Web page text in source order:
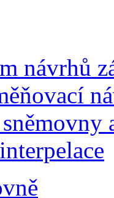
návrhů